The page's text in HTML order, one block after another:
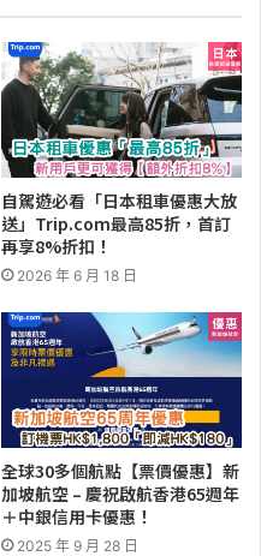
自駕遊必看「日本租車優惠大放
送」Trip.com最高85折，首訂
再享8%折扣！
2026 年 6 月 18 日
全球30多個航點【票價優惠】新
加坡航空 – 慶祝啟航香港65週年
＋中銀信用卡優惠！
2025 年 9 月 28 日